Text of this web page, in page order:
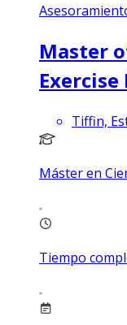
Master
Tiffin,
Máster en
Tiempo